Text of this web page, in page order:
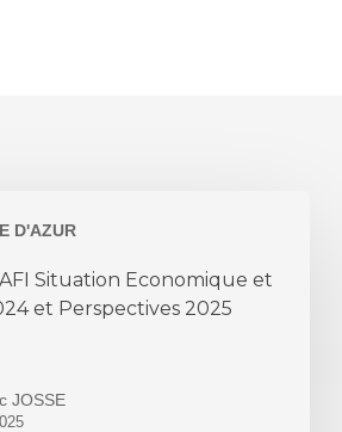
D'AZUR
Situation Economique et
et Perspectives 2025
JOSSE